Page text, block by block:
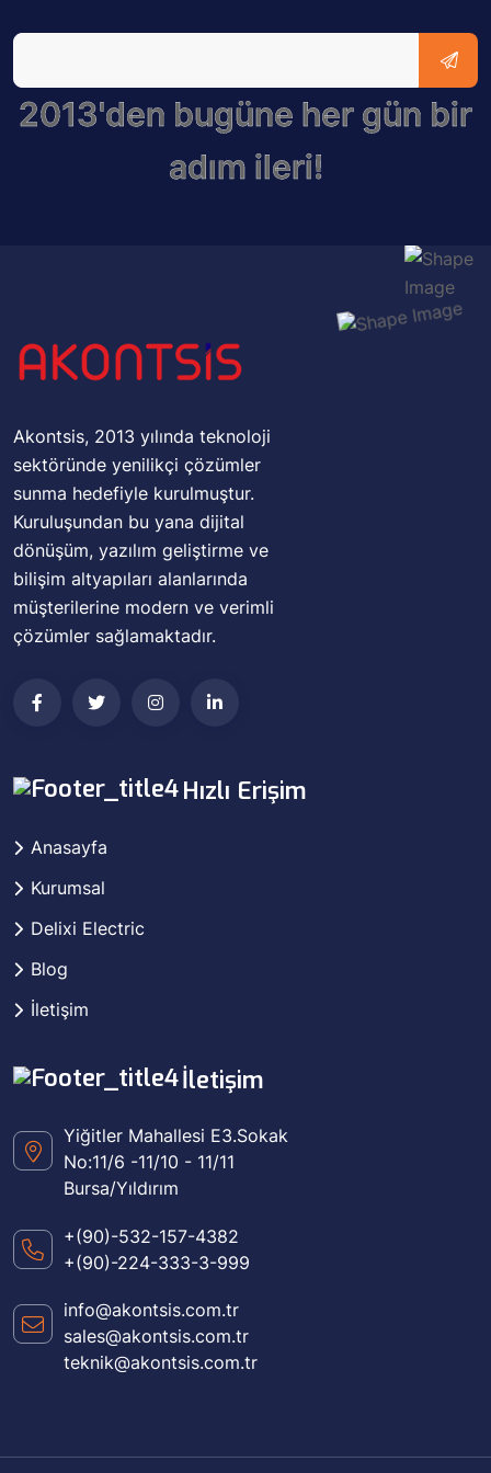
2013'den bugüne her gün bir
adım ileri!
Akontsis, 2013 yılında teknoloji
sektöründe yenilikçi çözümler
sunma hedefiyle kurulmuştur.
Kuruluşundan bu yana dijital
dönüşüm, yazılım geliştirme ve
bilişim altyapıları alanlarında
müşterilerine modern ve verimli
çözümler sağlamaktadır.
Hızlı Erişim
Anasayfa
Kurumsal
Delixi Electric
Blog
İletişim
İletişim
Yiğitler Mahallesi E3.Sokak
No:11/6 -11/10 - 11/11
Bursa/Yıldırım
+(90)-532-157-4382
+(90)-224-333-3-999
info@akontsis.com.tr
sales@akontsis.com.tr
teknik@akontsis.com.tr